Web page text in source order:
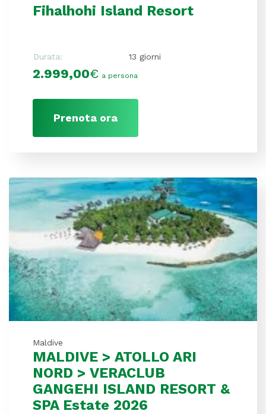
Fihalhohi Island Resort
Durata: 13 giorni
2.999,00€ a persona
Prenota ora
Maldive
MALDIVE > ATOLLO ARI
NORD > VERACLUB
GANGEHI ISLAND RESORT &
SPA Estate 2026